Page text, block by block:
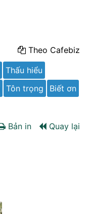
Theo Cafebiz
Thấu hiểu
Tôn trọng Biết ơn
Bản in Quay lại